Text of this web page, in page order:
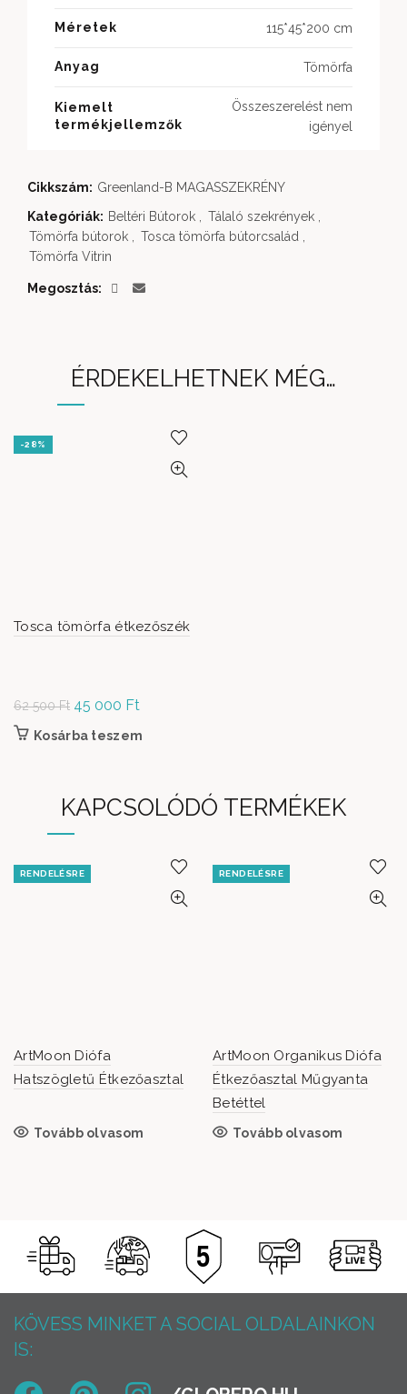
Méretek 115*45*200 cm
Anyag Tömörfa
Kiemelt
termékjellemzők
Összeszerelést nem
igényel
Cikkszám: Greenland-B MAGASSZEKRÉNY
Kategóriák: Beltéri Bútorok Tálaló szekrények
Tömörfa bútorok
Tosca tömörfa bútorcsalád
Tömörfa Vitrin
Megosztás
ÉRDEKELHETNEK MÉG…
-28%
Tosca tömörfa étkezőszék
62 500Ft Original
price was:
45 000 Ft
Kosárba teszem
KAPCSOLÓDÓ TERMÉKEK
RENDELÉSRE
ArtMoon Diófa
Hatszögletű Étkezőasztal
Tovább olvasom
RENDELÉSRE
ArtMoon Organikus Diófa
Étkezőasztal Műgyanta
Betéttel
Tovább olvasom
KÖVESS MINKET A SOCIAL OLDALAINKON
IS: